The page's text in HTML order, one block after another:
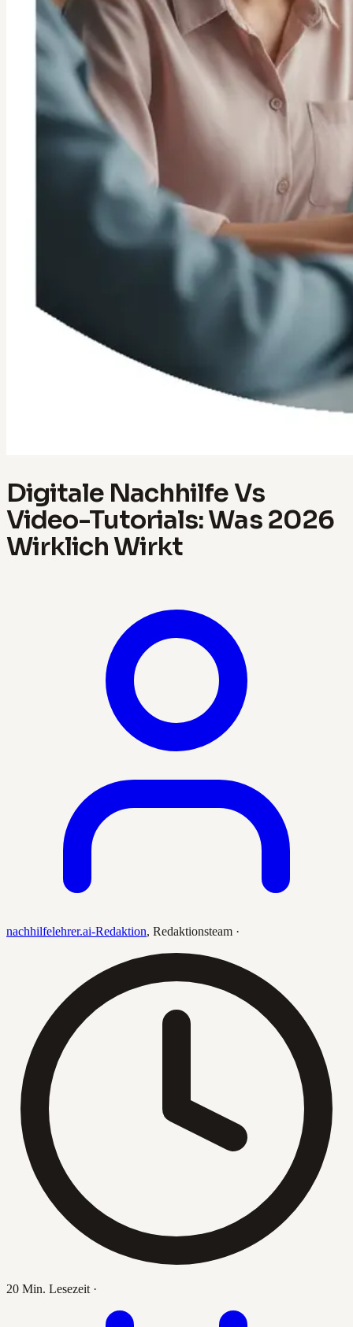
Digitale Nachhilfe Vs
Video-Tutorials: Was 2026
Wirklich Wirkt
nachhilfelehrer.ai-Redaktion, Redaktionsteam ·
20 Min. Lesezeit ·